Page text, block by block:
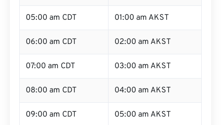
05:00 am CDT 01:00 am AKST
06:00 am CDT 02:00 am AKST
07:00 am CDT 03:00 am AKST
08:00 am CDT 04:00 am AKST
09:00 am CDT 05:00 am AKST